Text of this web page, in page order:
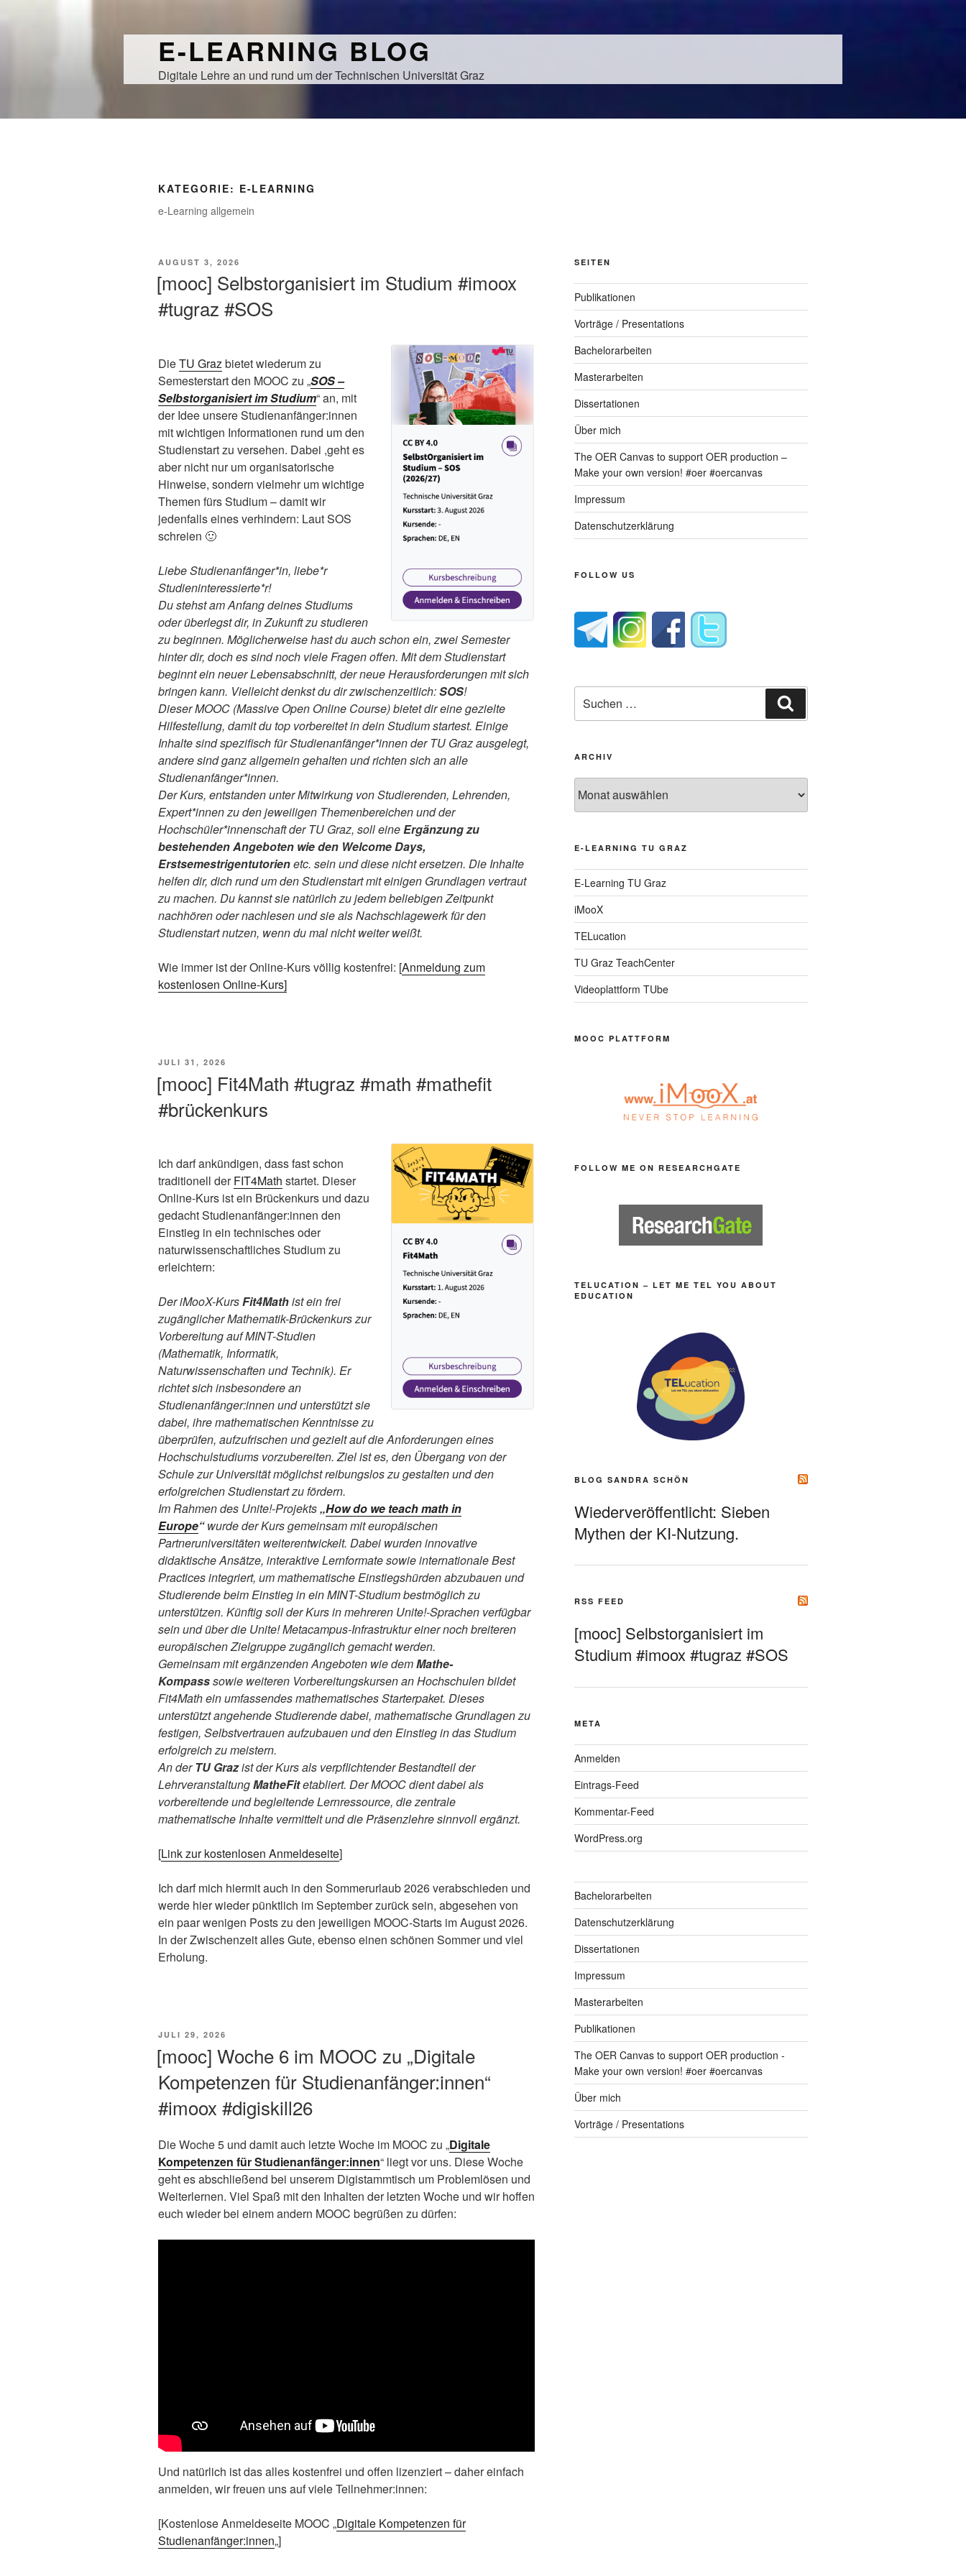
Inhalt
E-LEARNING BLOG
Digitale Lehre an und rund um der Technischen Universität Graz
KATEGORIE: E-LEARNING
e-Learning allgemein
VERÖFFENTLICHT
AUGUST 3, 2026
[mooc] Selbstorganisiert im Studium #imoox
#tugraz #SOS
DieTU Grazbietet wiederum zu
Semesterstart den MOOC zu „SOS –
Selbstorganisiert im Studium“ an, mit
der Idee unsere Studienanfänger:innen
mit wichtigen Informationen rund um den
Studienstart zu versehen. Dabei ,geht es
aber nicht nur um organisatorische
Hinweise, sondern vielmehr um wichtige
Themen fürs Studium – damit wir
jedenfalls eines verhindern: Laut SOS
schreien 🙂
Liebe Studienanfänger*in, liebe*r
Studieninteressierte*r!
Du stehst am Anfang deines Studiums
oder überlegst dir, in Zukunft zu studieren
zu beginnen. Möglicherweise hast du auch schon ein, zwei Semester
hinter dir, doch es sind noch viele Fragen offen. Mit dem Studienstart
beginnt ein neuer Lebensabschnitt, der neue Herausforderungen mit sich
bringen kann. Vielleicht denkst du dir zwischenzeitlich:SOS!
Dieser MOOC (Massive Open Online Course) bietet dir eine gezielte
Hilfestellung, damit du top vorbereitet in dein Studium startest. Einige
Inhalte sind spezifisch für Studienanfänger*innen der TU Graz ausgelegt,
andere sind ganz allgemein gehalten und richten sich an alle
Studienanfänger*innen.
Der Kurs, entstanden unter Mitwirkung von Studierenden, Lehrenden,
Expert*innen zu den jeweiligen Themenbereichen und der
Hochschüler*innenschaft der TU Graz, soll eineErgänzung zu
bestehenden Angeboten wie den Welcome Days,
Erstsemestrigentutorienetc. sein und diese nicht ersetzen. Die Inhalte
helfen dir, dich rund um den Studienstart mit einigen Grundlagen vertraut
zu machen. Du kannst sie natürlich zu jedem beliebigen Zeitpunkt
nachhören oder nachlesen und sie als Nachschlagewerk für den
Studienstart nutzen, wenn du mal nicht weiter weißt.
Wie immer ist der Online-Kurs völlig kostenfrei: [Anmeldung zum
kostenlosen Online-Kurs]
VERÖFFENTLICHT
JULI 31, 2026
[mooc] Fit4Math #tugraz #math #mathefit
#brückenkurs
Ich darf ankündigen, dass fast schon
traditionell derFIT4Math startet. Dieser
Online-Kurs ist ein Brückenkurs und dazu
gedacht Studienanfänger:innen den
Einstieg in ein technisches oder
naturwissenschaftliches Studium zu
erleichtern:
Der iMooX-KursFit4Mathist ein frei
zugänglicher Mathematik-Brückenkurs zur
Vorbereitung auf MINT-Studien
(Mathematik, Informatik,
Naturwissenschaften und Technik). Er
richtet sich insbesondere an
Studienanfänger:innen und unterstützt sie
dabei, ihre mathematischen Kenntnisse zu
überprüfen, aufzufrischen und gezielt auf die Anforderungen eines
Hochschulstudiums vorzubereiten. Ziel ist es, den Übergang von der
Schule zur Universität möglichst reibungslos zu gestalten und den
erfolgreichen Studienstart zu fördern.
Im Rahmen des Unite!-Projekts„How do we teach math in
Europe“wurde der Kurs gemeinsam mit europäischen
Partneruniversitäten weiterentwickelt. Dabei wurden innovative
didaktische Ansätze, interaktive Lernformate sowie internationale Best
Practices integriert, um mathematische Einstiegshürden abzubauen und
Studierende beim Einstieg in ein MINT-Studium bestmöglich zu
unterstützen. Künftig soll der Kurs in mehreren Unite!-Sprachen verfügbar
sein und über die Unite! Metacampus-Infrastruktur einer noch breiteren
europäischen Zielgruppe zugänglich gemacht werden.
Gemeinsam mit ergänzenden Angeboten wie demMathe-
Kompasssowie weiteren Vorbereitungskursen an Hochschulen bildet
Fit4Math ein umfassendes mathematisches Starterpaket. Dieses
unterstützt angehende Studierende dabei, mathematische Grundlagen zu
festigen, Selbstvertrauen aufzubauen und den Einstieg in das Studium
erfolgreich zu meistern.
An derTU Grazist der Kurs als verpflichtender Bestandteil der
LehrveranstaltungMatheFitetabliert. Der MOOC dient dabei als
vorbereitende und begleitende Lernressource, die zentrale
mathematische Inhalte vermittelt und die Präsenzlehre sinnvoll ergänzt.
[Link zur kostenlosen Anmeldeseite]
Ich darf mich hiermit auch in den Sommerurlaub 2026 verabschieden und
werde hier wieder pünktlich im September zurück sein, abgesehen von
ein paar wenigen Posts zu den jeweiligen MOOC-Starts im August 2026.
In der Zwischenzeit alles Gute, ebenso einen schönen Sommer und viel
Erholung.
VERÖFFENTLICHT
JULI 29, 2026
[mooc] Woche 6 im MOOC zu „Digitale
Kompetenzen für Studienanfänger:innen“
#imoox #digiskill26
Die Woche 5 und damit auch letzte Woche im MOOC zu „Digitale
Kompetenzen für Studienanfänger:innen“ liegt vor uns. Diese Woche
geht es abschließend bei unserem Digistammtisch um Problemlösen und
Weiterlernen. Viel Spaß mit den Inhalten der letzten Woche und wir hoffen
euch wieder bei einem andern MOOC begrüßen zu dürfen:
Und natürlich ist das alles kostenfrei und offen lizenziert – daher einfach
anmelden, wir freuen uns auf viele Teilnehmer:innen:
[Kostenlose Anmeldeseite MOOC „Digitale Kompetenzen für
Studienanfänger:innen„]
SEITEN
Publikationen
Vorträge / Presentations
Bachelorarbeiten
Masterarbeiten
Dissertationen
Über mich
The OER Canvas to support OER production –
Make your own version! #oer #oercanvas
Impressum
Datenschutzerklärung
FOLLOW US
nach:
ARCHIV
E-LEARNING TU GRAZ
E-Learning TU Graz
iMooX
TELucation
TU Graz TeachCenter
Videoplattform TUbe
MOOC PLATTFORM
FOLLOW ME ON RESEARCHGATE
TELUCATION – LET ME TEL YOU ABOUT
EDUCATION
BLOG SANDRA SCHÖN
Wiederveröffentlicht: Sieben
Mythen der KI-Nutzung.
RSS FEED
[mooc] Selbstorganisiert im
Studium #imoox #tugraz #SOS
META
Anmelden
Eintrags-Feed
Kommentar-Feed
WordPress.org
Bachelorarbeiten
Datenschutzerklärung
Dissertationen
Impressum
Masterarbeiten
Publikationen
The OER Canvas to support OER production -
Make your own version! #oer #oercanvas
Über mich
Vorträge / Presentations